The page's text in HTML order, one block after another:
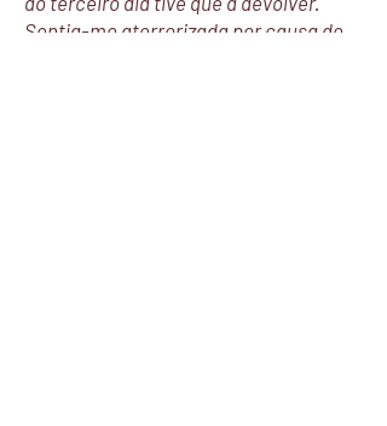
Sentia-me aterrorizada por causa de